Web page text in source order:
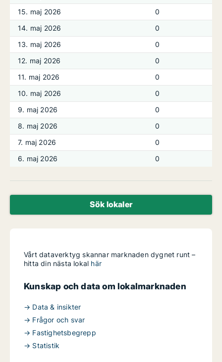
15. maj 2026
0
14. maj 2026
0
13. maj 2026
0
12. maj 2026
0
11. maj 2026
0
10. maj 2026
0
9. maj 2026
0
8. maj 2026
0
7. maj 2026
0
6. maj 2026
0
Sök lokaler
Vårt dataverktyg skannar marknaden dygnet runt –
hitta din nästa lokal här
Kunskap och data om lokalmarknaden
→ Data & insikter
→ Frågor och svar
→ Fastighetsbegrepp
→ Statistik